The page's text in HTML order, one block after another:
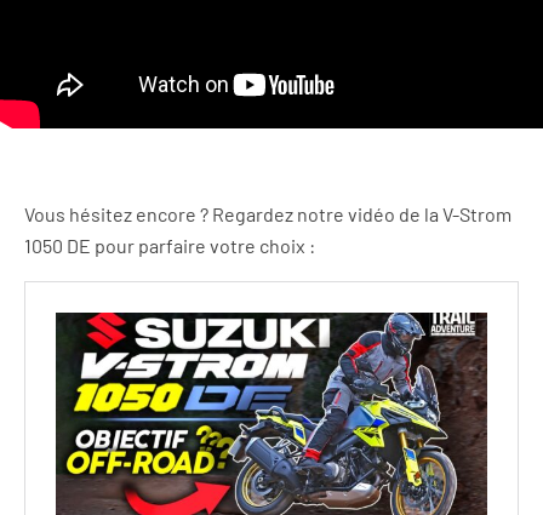
Vous hésitez encore ? Regardez notre vidéo de la V-Strom
1050 DE pour parfaire votre choix :